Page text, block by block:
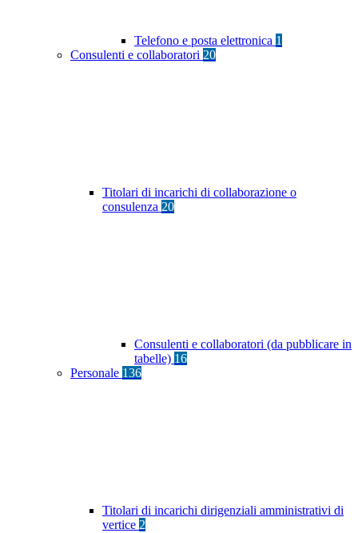
Telefono e posta elettronica 1
Consulenti e collaboratori 20
Titolari di incarichi di collaborazione o
consulenza 20
Consulenti e collaboratori (da pubblicare in
tabelle) 16
Personale 136
Titolari di incarichi dirigenziali amministrativi di
vertice 2